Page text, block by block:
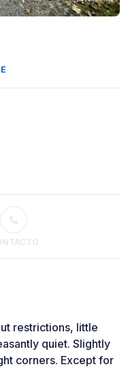
restrictions, little
quiet. Slightly
corners. Except for